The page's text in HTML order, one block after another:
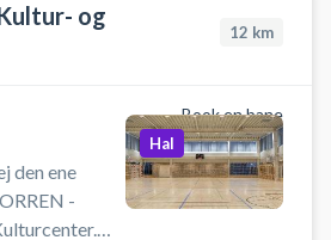
ved
Odde.
lige foran
og
12 km
Book en bane
den ene
-
Hal